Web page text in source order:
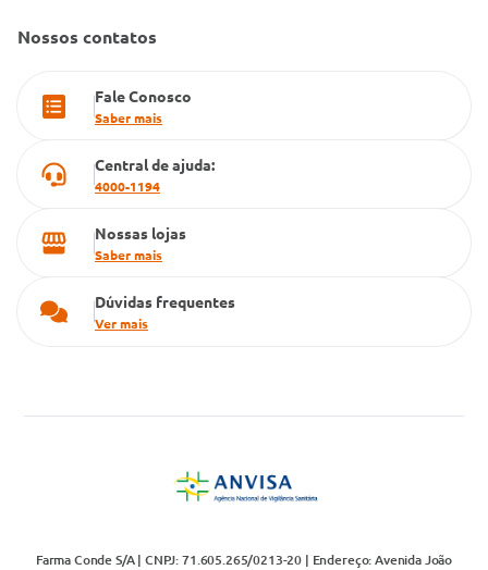
Cartão Grupo Conde
Nossos contatos
Fale Conosco
Saber mais
Central de ajuda:
4000-1194
Nossas lojas
Saber mais
Dúvidas frequentes
Ver mais
Farma Conde S/A | CNPJ: 71.605.265/0213-20 | Endereço: Avenida João